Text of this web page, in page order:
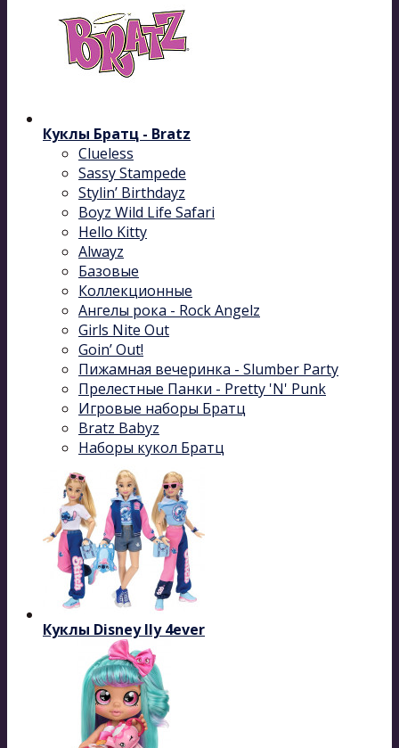
Куклы Братц - Bratz
Clueless
Sassy Stampede
Stylin’ Birthdayz
Boyz Wild Life Safari
Hello Kitty
Alwayz
Базовые
Коллекционные
Ангелы рока - Rock Angelz
Girls Nite Out
Goin’ Out!
Пижамная вечеринка - Slumber Party
Прелестные Панки - Pretty 'N' Punk
Игровые наборы Братц
Bratz Babyz
Наборы кукол Братц
Куклы Disney Ily 4ever